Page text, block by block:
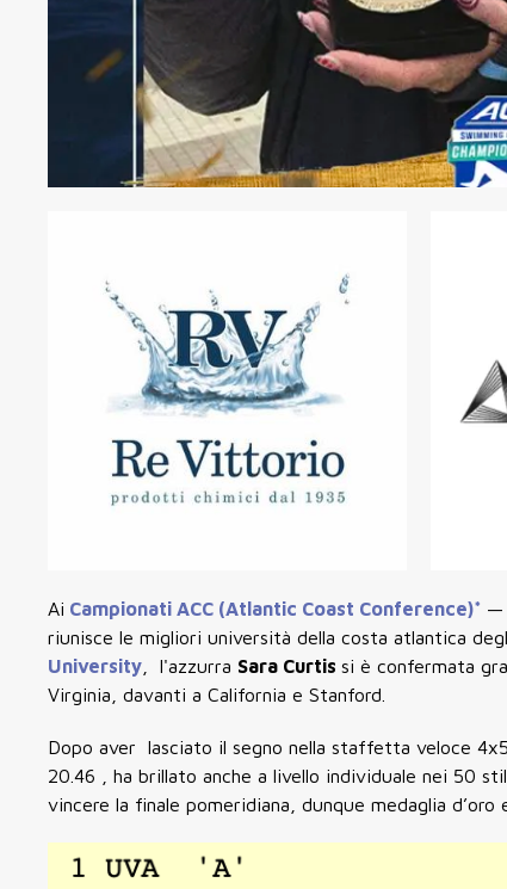
Ai Campionati ACC (Atlantic Coast Conference)* —
riunisce le migliori università della costa atlantica
University , l'azzurra Sara Curtis si è confermata
Virginia, davanti a California e Stanford.
Dopo aver lasciato il segno nella staffetta veloce
20.46 , ha brillato anche a livello individuale nei 50
vincere la finale pomeridiana, dunque medaglia d’oro